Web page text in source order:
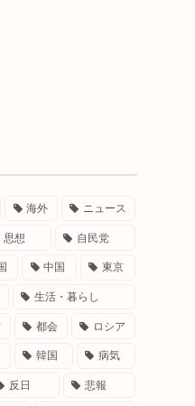
海外 ニュース
思想 自民党
中国 東京
生活・暮らし
都会 ロシア
韓国 病気
反日 悲報